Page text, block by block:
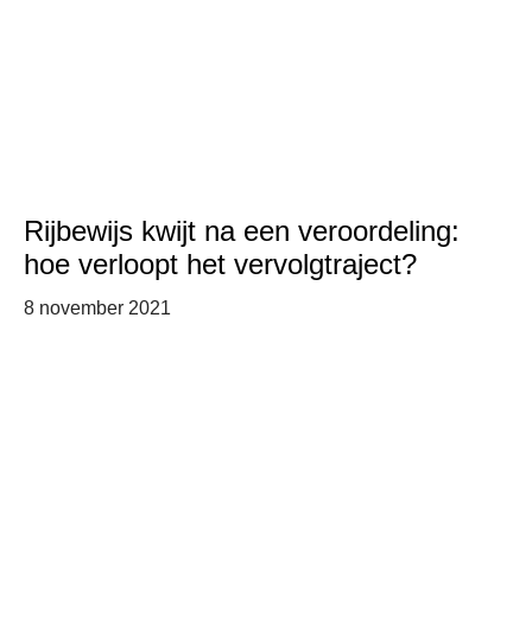
Rijbewijs kwijt na een veroordeling:
hoe verloopt het vervolgtraject?
8 november 2021